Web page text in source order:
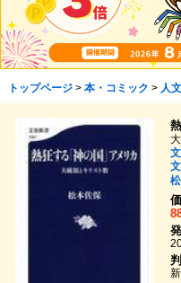
トップページ> 本・コミック > 人文